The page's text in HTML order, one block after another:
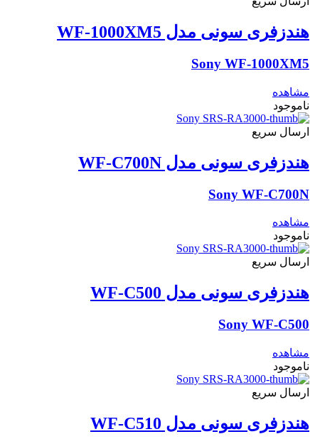
دکمه‌های لمسی
توان خروجی
تکنولوژی‌ها
Ambient Room-Filling
هندزفری سونی مدل WF-1000XM5
Sony WF-1000XM5
مشاهده
ناموجود
ارسال سریع
هندزفری سونی مدل WF-C700N
Sony WF-C700N
مشاهده
ناموجود
ارسال سریع
هندزفری سونی مدل WF-C500
Sony WF-C500
مشاهده
ناموجود
ارسال سریع
هندزفری سونی مدل WF-C510